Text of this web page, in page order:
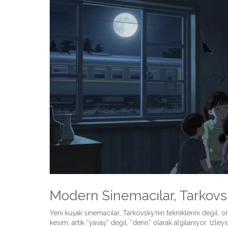
Modern Sinemacılar,
Yeni kuşak sinemacılar, Tarkovsky’nin tekniklerini değil,
kesim, artık “yavaş” değil, “derin” olarak algılanıyor.